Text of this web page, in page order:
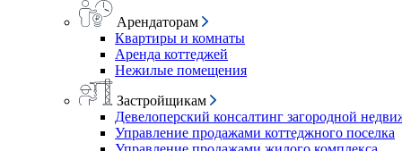
Арендаторам
Квартиры и комнаты
Аренда коттеджей
Нежилые помещения
Застройщикам
Девелоперский консалтинг загородной
Управление продажами коттеджного поселка